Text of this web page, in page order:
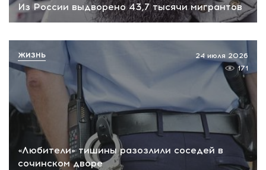
Из России выдворено 43,7 тысячи мигрантов
«Любители» тишины разозлили соседей в
сочинском дворе
24 июля 2026
171
ЖИЗНЬ